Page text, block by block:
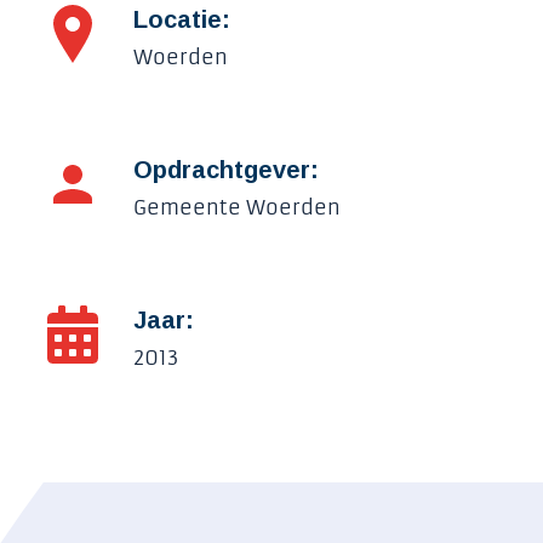
Locatie:
Woerden
Opdrachtgever:
Gemeente Woerden
Jaar:
2013